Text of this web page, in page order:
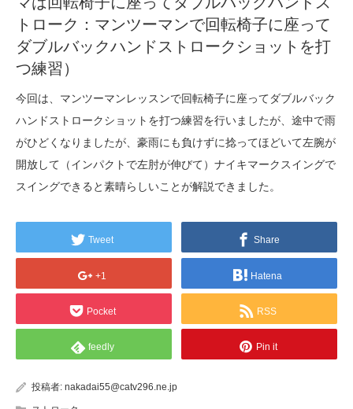
トローク：マンツーマンで回転椅子に座って
ダブルバックハンドストロークショットを打
つ練習）
今回は、マンツーマンレッスンで回転椅子に座ってダブルバック
ハンドストロークショットを打つ練習を行いましたが、途中で雨
がひどくなりましたが、豪雨にも負けずに捻ってほどいて左腕が
開放して（インパクトで左肘が伸びて）ナイキマークスイングで
スイングできると素晴らしいことが解説できました。
Tweet Share
+1 Hatena
Pocket RSS
feedly Pin it
投稿者: nakadai55@catv296.ne.jp